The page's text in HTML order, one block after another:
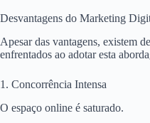
Desvantagens do Marketing
Apesar das vantagens, existem
enfrentados ao adotar esta
1. Concorrência Intensa
O espaço online é saturado.